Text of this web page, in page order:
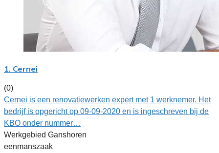
1. Cernei
(0)
Cernei is een renovatiewerken expert met 1 werknemer. Het
bedrijf is opgericht op 09-09-2020 en is ingeschreven bij de
KBO onder nummer…
Werkgebied Ganshoren
eenmanszaak